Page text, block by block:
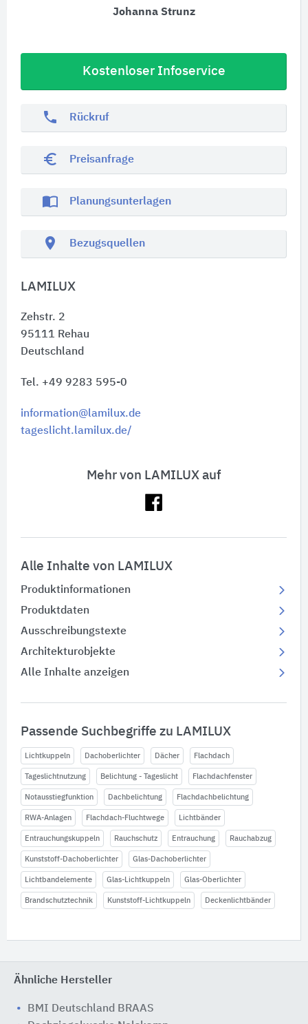
Johanna Strunz
Kostenloser Infoservice
phone Rückruf
euro_symbol Preisanfrage
import_contacts Planungsunterlagen
location_on Bezugsquellen
LAMILUX
Zehstr. 2
95111 Rehau
Deutschland
Tel. +49 9283 595-0
information@lamilux.de
tageslicht.lamilux.de/
Mehr von LAMILUX auf
Alle Inhalte von LAMILUX
Produktinformationen
Produktdaten
Ausschreibungstexte
Architekturobjekte
Alle Inhalte anzeigen
Passende Suchbegriffe zu LAMILUX
Lichtkuppeln Dachoberlichter Dächer Flachdach
Tageslichtnutzung Belichtung - Tageslicht Flachdachfenster
Notausstiegfunktion Dachbelichtung Flachdachbelichtung
RWA-Anlagen Flachdach-Fluchtwege Lichtbänder
Entrauchungskuppeln Rauchschutz Entrauchung Rauchabzug
Kunststoff-Dachoberlichter Glas-Dachoberlichter
Lichtbandelemente Glas-Lichtkuppeln Glas-Oberlichter
Brandschutztechnik Kunststoff-Lichtkuppeln Deckenlichtbänder
Ähnliche Hersteller
BMI Deutschland BRAAS